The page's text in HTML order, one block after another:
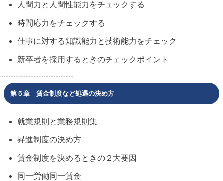
人間力と人間性能力をチェックする
時間応力をチェックする
仕事に対する知識能力と技術能力をチェック
新卒者を採用するときのチェックポイント
第５章 賃金制度など処遇の決め方
就業規則と業務規則集
昇進制度の決め方
賃金制度を決めるときの２大要因
同一労働同一賃金